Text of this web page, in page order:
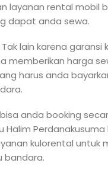
layanan rental mobil
dapat anda sewa.
lain karena garansi
memberikan harga
harus anda
anda booking
kulorental untuk
bandara.